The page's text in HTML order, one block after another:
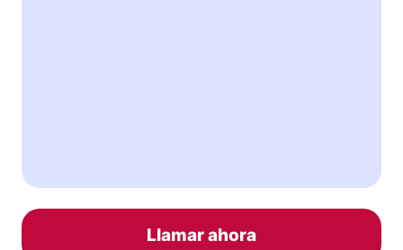
Llamar ahora